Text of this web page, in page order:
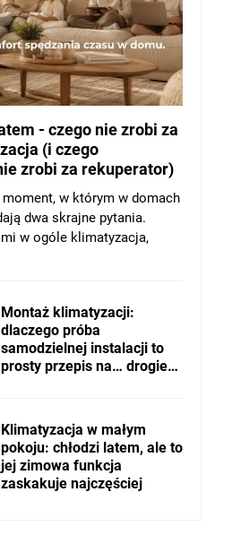
- czego nie zrobi za
(i czego
zrobi za rekuperator)
moment, w którym w domach
dwa skrajne pytania.
w ogóle klimatyzacja,
Montaż klimatyzacji:
dlaczego próba
samodzielnej instalacji to
prosty przepis na… drogie
Klimatyzacja w małym
pokoju: chłodzi latem, ale to
jej zimowa funkcja
zaskakuje najczęściej